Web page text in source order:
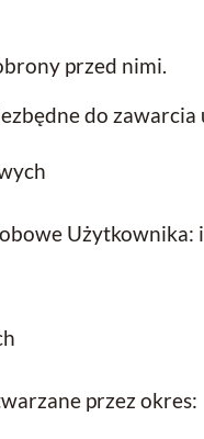
przed nimi.
do
Użytkownika:
przez okres: